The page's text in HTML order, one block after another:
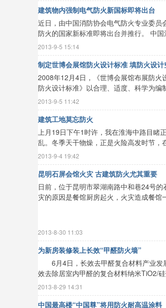
建筑物内强制电气防火新国标即将出台
近日，由中国消防协会电气防火专业委
防火的国家新标准即将出台并推行。 中
2013-9-5 15:14
制定世博会展馆防火设计标准 填防火设计
2008年12月4日，《世博会展馆布展防火
防火设计标准》以合理、适度、科学为
2013-9-5 11:42
建筑工地莫忘防火
上月19日下午1时许，我在淮海中路目
乱。冬季天干物燥，正是火险高发时节
2013-9-4 19:42
昆明石屏会馆火灾 古建筑防火尤其重要
日前，位于昆明市翠湖南路中和巷24号
灾的原因是餐馆厨房起火，火灾造成餐
2013-8-30 11:03
为新房装修装上长效“甲醛防火墙”
6月4日，长效去甲醛复合材料产业发
效去除居室内甲醛的复合材料纳米TiO2/
2013-8-29 14:31
中国最高楼“中国尊”将用防火耐高温涂料